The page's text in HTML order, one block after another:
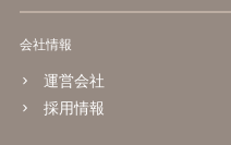
会社情報
運営会社
採用情報